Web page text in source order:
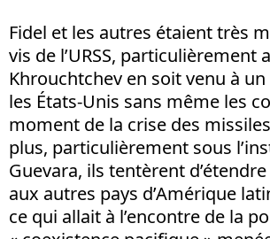
Fidel et les autres étaient très
vis de l’URSS, particulièrement
Khrouchtchev en soit venu à
les États-Unis sans même les
moment de la crise des
plus, particulièrement sous
Guevara, ils tentèrent
aux autres pays d’Amérique
ce qui allait à l’encontre de la